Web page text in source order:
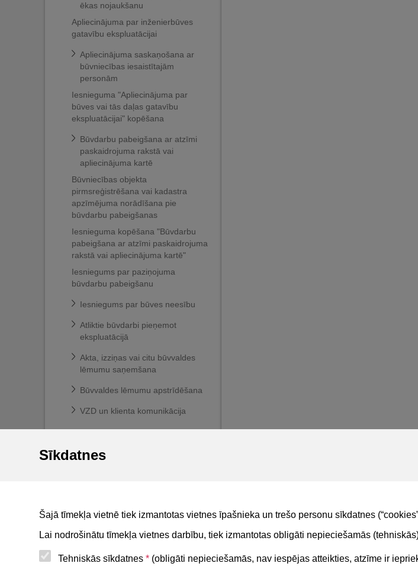
Sīkdatnes
Šajā tīmekļa vietnē tiek izmantotas vietnes īpašnieka un trešo personu sīkdatnes
Lai nodrošinātu tīmekļa vietnes darbību, tiek izmantotas obligāti nepieciešamās
Tehniskās sīkdatnes * (obligāti nepieciešamās, nav iespējas atteikties, atzīme ir
ēkas nojaukšanu
Apliecinājuma par inženierbūves
gatavību ekspluatācijai
Apliecinājuma saskaņošana ar
būvniecības iesaistītajām
personām
Iesnieguma "Apliecinājuma par
būves vai tās daļas gatavību
ekspluatācijai" kopēšana
Būvdarbu pabeigšana ar atzīmi
paskaidrojuma rakstā vai
apliecinājuma kartē
Būvniecības objekta
pirmsreģistrēšana vai kadastra
apzīmējuma norādīšana pie
būvdarbu pabeigšanas
Iesnieguma kopēšana "Būvdarbu
pabeigšana ar atzīmi paskaidrojuma
rakstā vai apliecinājuma kartē"
Iesniegums par paziņojuma
būvdarbu pabeigšanu
Iesniegums par būves neesību
Atliktie būvdarbi pieņemot
ekspluatācijā
Akta, izziņas vai citu būvvaldes
lēmumu saņemšana
Būvvaldes lēmumu apstrīdēšana
VZD un klienta komunikācija
Māju lietas
For non-residents